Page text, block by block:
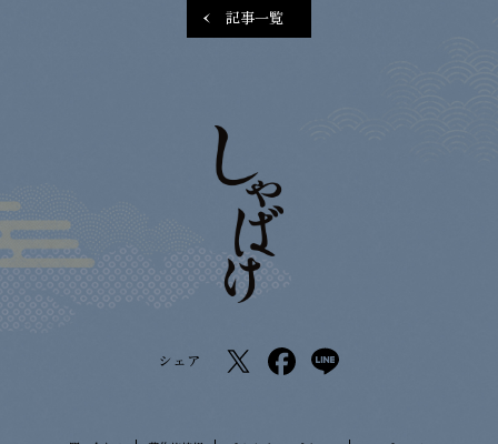
記事一覧
シェア